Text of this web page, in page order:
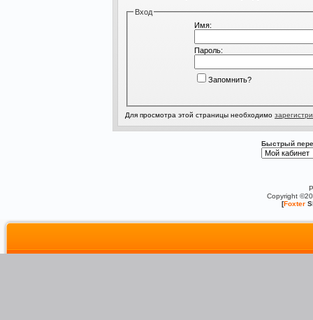
Вход
Имя:
Пароль:
Запомнить?
Для просмотра этой страницы необходимо
Быстрый
Copyright
[Foxter